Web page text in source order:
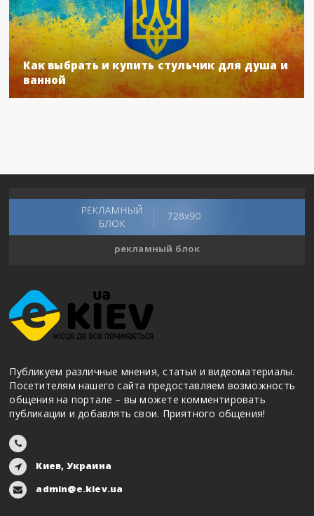
Как выбрать и купить стульчик для душа и
ванной
рекламный блок
Публикуем различные мнения, статьи и видеоматериалы.
Посетителям нашего сайта предоставляем возможность
общения на портале – вы можете комментировать
публикации и добавлять свои. Приятного общения!
Киев, Украина
admin@e.kiev.ua